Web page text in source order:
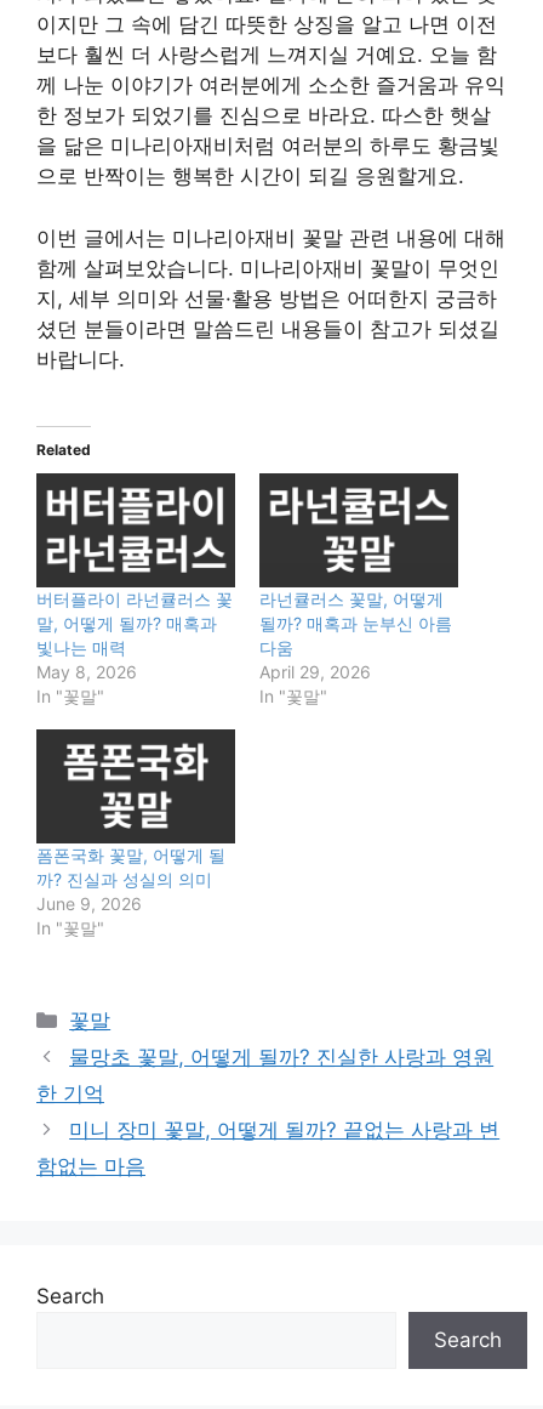
이지만 그 속에 담긴 따뜻한 상징을 알고 나면 이전
보다 훨씬 더 사랑스럽게 느껴지실 거예요. 오늘 함
께 나눈 이야기가 여러분에게 소소한 즐거움과 유익
한 정보가 되었기를 진심으로 바라요. 따스한 햇살
을 닮은 미나리아재비처럼 여러분의 하루도 황금빛
으로 반짝이는 행복한 시간이 되길 응원할게요.
이번 글에서는 미나리아재비 꽃말 관련 내용에 대해
함께 살펴보았습니다. 미나리아재비 꽃말이 무엇인
지, 세부 의미와 선물·활용 방법은 어떠한지 궁금하
셨던 분들이라면 말씀드린 내용들이 참고가 되셨길
바랍니다.
Related
버터플라이 라넌큘러스 꽃
말, 어떻게 될까? 매혹과
빛나는 매력
May 8, 2026
In "꽃말"
라넌큘러스 꽃말, 어떻게
될까? 매혹과 눈부신 아름
다움
April 29, 2026
In "꽃말"
폼폰국화 꽃말, 어떻게 될
까? 진실과 성실의 의미
June 9, 2026
In "꽃말"
Categories
꽃말
물망초 꽃말, 어떻게 될까? 진실한 사랑과 영원
한 기억
미니 장미 꽃말, 어떻게 될까? 끝없는 사랑과 변
함없는 마음
Search
Search